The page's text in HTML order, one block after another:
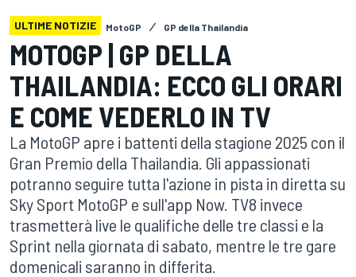
ULTIME NOTIZIE MotoGP GP della Thailandia
MOTOGP | GP DELLA
THAILANDIA: ECCO GLI ORARI
E COME VEDERLO IN TV
La MotoGP apre i battenti della stagione 2025 con il
Gran Premio della Thailandia. Gli appassionati
potranno seguire tutta l'azione in pista in diretta su
Sky Sport MotoGP e sull'app Now. TV8 invece
trasmetterà live le qualifiche delle tre classi e la
Sprint nella giornata di sabato, mentre le tre gare
domenicali saranno in differita.